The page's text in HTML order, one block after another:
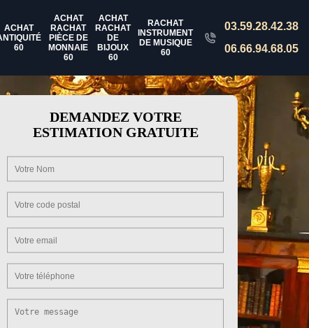
ACHAT
60
ACHAT
RACHAT
PIÈCE DE
MONNAIE
60
ACHAT
RACHAT
DE
BIJOUX
60
RACHAT
INSTRUMENT
DE MUSIQUE
60
03.59.28.42.38
06.66.94.68.05
DEMANDEZ VOTRE
ESTIMATION GRATUITE